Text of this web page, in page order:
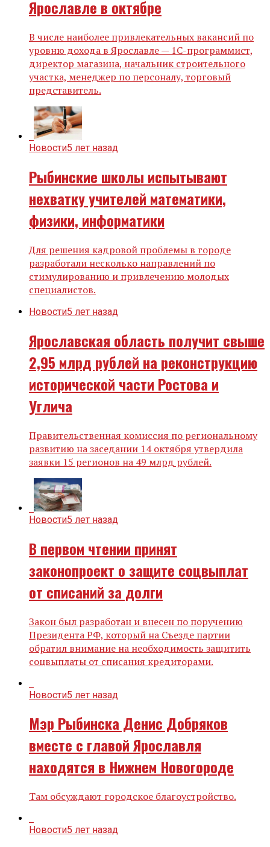
Ярославле в октябре
В числе наиболее привлекательных вакансий по
уровню дохода в Ярославле — 1С-программист,
директор магазина, начальник строительного
участка, менеджер по персоналу, торговый
представитель.
Новости5 лет назад
Рыбинские школы испытывают
нехватку учителей математики,
физики, информатики
Для решения кадровой проблемы в городе
разработали несколько направлений по
стимулированию и привлечению молодых
специалистов.
Новости5 лет назад
Ярославская область получит свыше
2,95 млрд рублей на реконструкцию
исторической части Ростова и
Углича
Правительственная комиссия по региональному
развитию на заседании 14 октября утвердила
заявки 15 регионов на 49 млрд рублей.
Новости5 лет назад
В первом чтении принят
законопроект о защите соцвыплат
от списаний за долги
Закон был разработан и внесен по поручению
Президента РФ, который на Съезде партии
обратил внимание на необходимость защитить
соцвыплаты от списания кредиторами.
Новости5 лет назад
Мэр Рыбинска Денис Добряков
вместе с главой Ярославля
находятся в Нижнем Новогороде
Там обсуждают городское благоустройство.
Новости5 лет назад